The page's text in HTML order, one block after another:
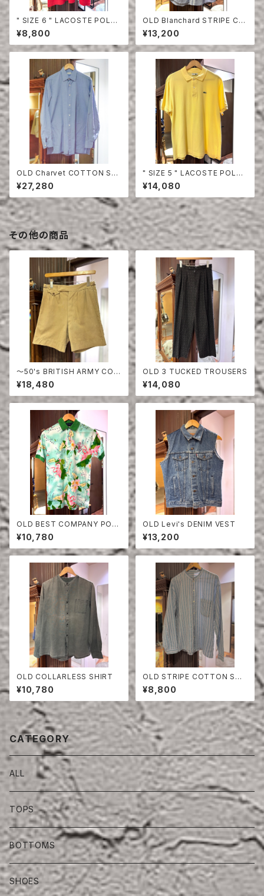
" SIZE 6 " LACOSTE POLO
SHIRT RED
¥8,800
OLD Blanchard STRIPE CO
TTON HALF SLEEVE SHIRT
¥13,200
OLD Charvet COTTON SHI
RT
¥27,280
" SIZE 5 " LACOSTE POLO
SHIRT YELLOW
¥14,080
その他の商品
〜50's BRITISH ARMY COT
TON SHORTS
¥18,480
OLD 3 TUCKED TROUSERS
¥14,080
OLD BEST COMPANY POL
O SHIRT
¥10,780
OLD Levi's DENIM VEST
¥13,200
OLD COLLARLESS SHIRT
¥10,780
OLD STRIPE COTTON SHI
RT
¥8,800
CATEGORY
ALL
TOPS
BOTTOMS
SHOES